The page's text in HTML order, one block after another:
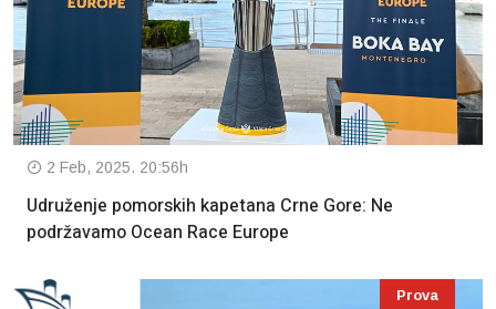
2 Feb, 2025. 20:56h
Udruženje pomorskih kapetana Crne Gore: Ne
podržavamo Ocean Race Europe
Prova